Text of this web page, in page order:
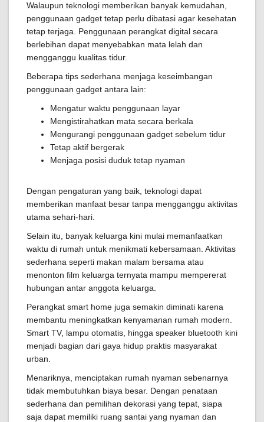
Walaupun teknologi memberikan banyak kemudahan,
penggunaan gadget tetap perlu dibatasi agar kesehatan
tetap terjaga. Penggunaan perangkat digital secara
berlebihan dapat menyebabkan mata lelah dan
mengganggu kualitas tidur.
Beberapa tips sederhana menjaga keseimbangan
penggunaan gadget antara lain:
Mengatur waktu penggunaan layar
Mengistirahatkan mata secara berkala
Mengurangi penggunaan gadget sebelum tidur
Tetap aktif bergerak
Menjaga posisi duduk tetap nyaman
Dengan pengaturan yang baik, teknologi dapat
memberikan manfaat besar tanpa mengganggu aktivitas
utama sehari-hari.
Selain itu, banyak keluarga kini mulai memanfaatkan
waktu di rumah untuk menikmati kebersamaan. Aktivitas
sederhana seperti makan malam bersama atau
menonton film keluarga ternyata mampu mempererat
hubungan antar anggota keluarga.
Perangkat smart home juga semakin diminati karena
membantu meningkatkan kenyamanan rumah modern.
Smart TV, lampu otomatis, hingga speaker bluetooth kini
menjadi bagian dari gaya hidup praktis masyarakat
urban.
Menariknya, menciptakan rumah nyaman sebenarnya
tidak membutuhkan biaya besar. Dengan penataan
sederhana dan pemilihan dekorasi yang tepat, siapa
saja dapat memiliki ruang santai yang nyaman dan